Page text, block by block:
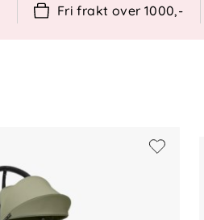
Fri frakt over 1000,-